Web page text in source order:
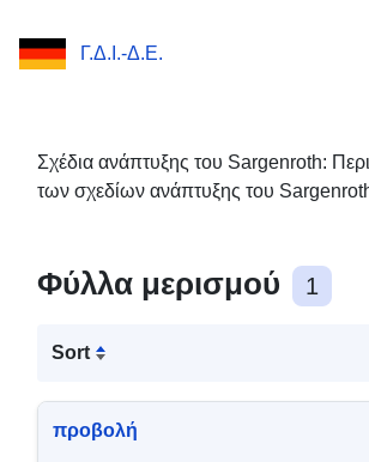
Γ.Δ.Ι.-Δ.Ε.
Σχέδια ανάπτυξης του Sargenroth:
των σχεδίων ανάπτυξης του
Φύλλα μερισμού 1
Sort
προβολή